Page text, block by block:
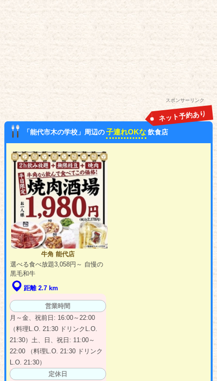
スポンサーリンク
「能代市木の学校」周辺の子連れOKな 飲食店
ネット予約あり
牛角 能代店
選べる食べ放題3,058円～ 自慢の
黒毛和牛
距離 2.7 km
営業時間
月～金、祝前日: 16:00～22:00
（料理L.O. 21:30 ドリンクL.O.
21:30）土、日、祝日: 11:00～
22:00 （料理L.O. 21:30 ドリンク
L.O. 21:30）
定休日